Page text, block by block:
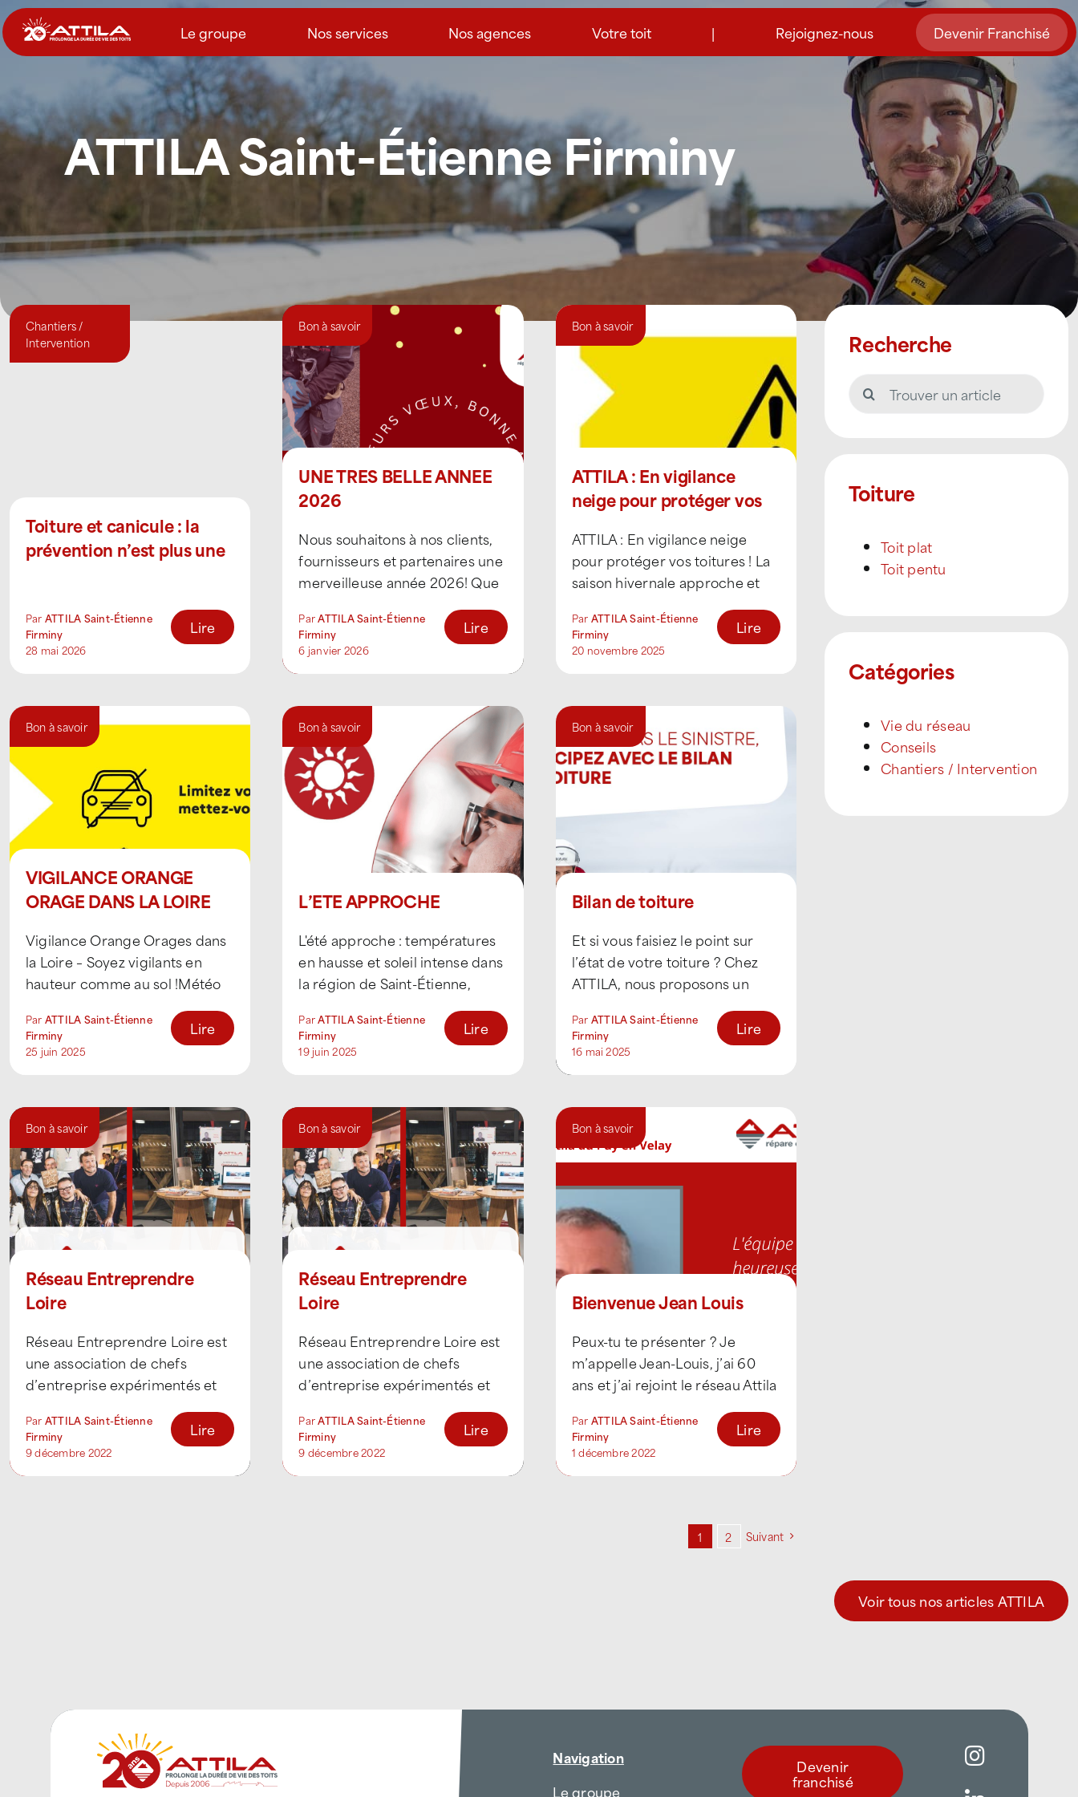
Passer
au
contenu
Le groupe Nos services Nos agences Votre toit | Rejoignez-nous Devenir Franchisé
ATTILA Saint-Étienne Firminy
Chantiers /
Intervention
Toiture et canicule : la
prévention n’est plus une
Par ATTILA Saint-Étienne
Firminy
28 mai 2026
Lire
Bon à savoir
UNE TRES BELLE ANNEE
2026
Nous souhaitons à nos clients,
fournisseurs et partenaires une
merveilleuse année 2026! Que
réussite, bonheur et pleins de
[...]
ParATTILA Saint-Étienne
Firminy
6 janvier 2026
Lire
Bon à savoir
ATTILA : En vigilance
neige pour protéger vos
ATTILA : En vigilance neige
pour protéger vos toitures ! La
saison hivernale approche et
écarts [...]
Par ATTILA Saint-Étienne
Firminy
20 novembre 2025
Lire
Bon à savoir
VIGILANCE ORANGE
ORAGE DANS LA LOIRE
Vigilance Orange Orages dans
la Loire – Soyez vigilants en
hauteur comme au sol !Météo
en vigilance [...]
Par ATTILA Saint-Étienne
Firminy
25 juin 2025
Lire
Bon à savoir
L’ETE APPROCHE
L'été approche : températures
en hausse et soleil intense dans
la région de Saint-Étienne,
de prendre [...]
ParATTILA Saint-Étienne
Firminy
19 juin 2025
Lire
Bon à savoir
Bilan de toiture
Et si vous faisiez le point sur
l’état de votre toiture ? Chez
ATTILA, nous proposons un
Par ATTILA Saint-Étienne
Firminy
16 mai 2025
Lire
Bon à savoir
Réseau Entreprendre
Loire
Réseau Entreprendre Loire est
une association de chefs
d’entreprise expérimentés et
l’association permet à ses
membres d’accompagner
Par ATTILA Saint-Étienne
Firminy
9 décembre 2022
Lire
Bon à savoir
Réseau Entreprendre
Loire
Réseau Entreprendre Loire est
une association de chefs
d’entreprise expérimentés et
l’association permet à ses
membres d’accompagner
ParATTILA Saint-Étienne
Firminy
9 décembre 2022
Lire
Bon à savoir
Bienvenue Jean Louis
Peux-tu te présenter ? Je
m’appelle Jean-Louis, j’ai 60
ans et j’ai rejoint le réseau Attila
[...]
Par ATTILA Saint-Étienne
Firminy
1 décembre 2022
Lire
1 2 Suivant
Recherche
Rechercher:
Toiture
Toit plat
Toit pentu
Catégories
Vie du réseau
Conseils
Chantiers / Intervention
Voir tous nos articles ATTILA
Navigation
Le groupe
Devenir
franchisé